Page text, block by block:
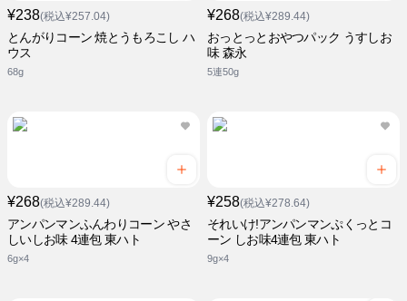
¥238(税込¥257.04)
とんがりコーン 焼とうもろこし ハ
ウス
68g
¥268(税込¥289.44)
おっとっとおやつパック うすしお
味 森永
5連50g
¥268(税込¥289.44)
アンパンマンふんわりコーン やさ
しいしお味 4連包 東ハト
6g×4
¥258(税込¥278.64)
それいけ!アンパンマンぷくっとコ
ーン しお味4連包 東ハト
9g×4